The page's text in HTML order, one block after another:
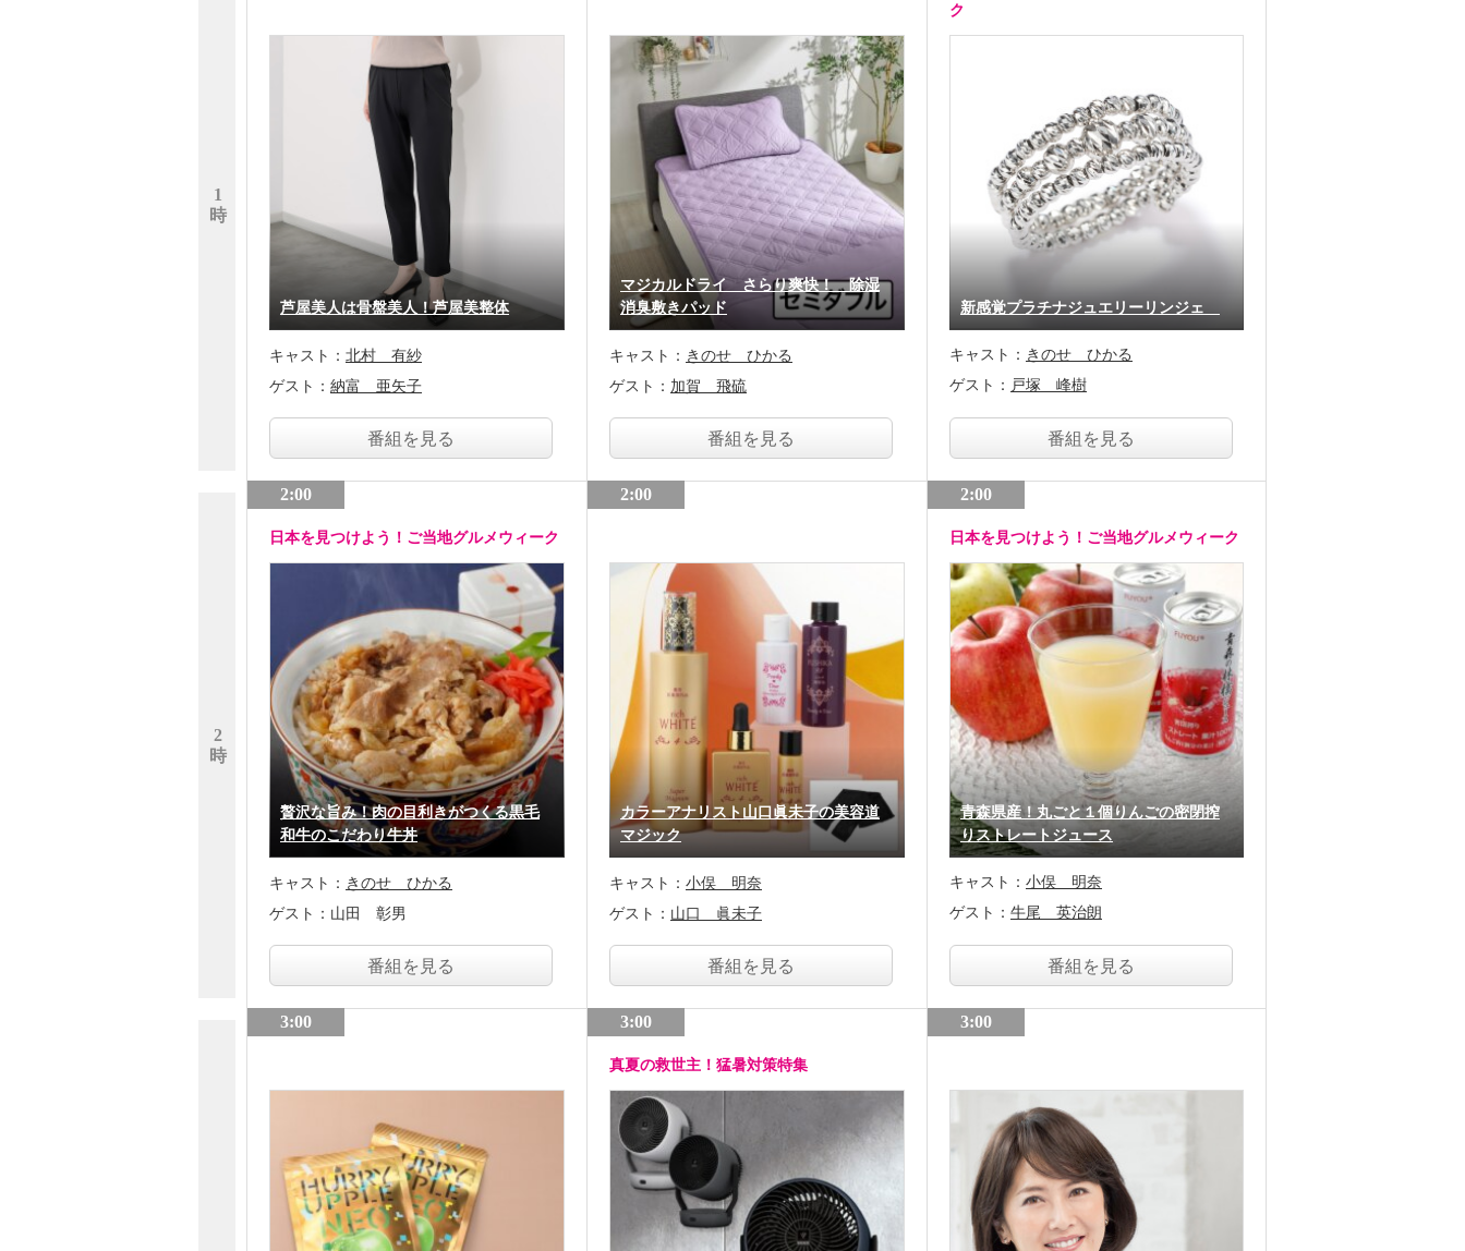
1
時
2
時
芦屋美人は骨盤美人！芦屋美整体
キャスト： 北村 有紗
ゲスト： 納富 亜矢子
番組を見る
2:00
日本を見つけよう！ご当地グルメウィーク
贅沢な旨み！肉の目利きがつくる黒毛
和牛のこだわり牛丼
キャスト： きのせ ひかる
ゲスト： 山田 彰男
番組を見る
3:00
マジカルドライ さらり爽快！ 除湿
消臭敷きパッド
キャスト： きのせ ひかる
ゲスト： 加賀 飛硫
番組を見る
2:00
カラーアナリスト山口眞未子の美容道
マジック
キャスト： 小俣 明奈
ゲスト： 山口 眞未子
番組を見る
3:00
真夏の救世主！猛暑対策特集
ク
新感覚プラチナジュエリーリンジェ
キャスト： きのせ ひかる
ゲスト： 戸塚 峰樹
番組を見る
2:00
日本を見つけよう！ご当地グルメウィーク
青森県産！丸ごと１個りんごの密閉搾
りストレートジュース
キャスト： 小俣 明奈
ゲスト： 牛尾 英治朗
番組を見る
3:00